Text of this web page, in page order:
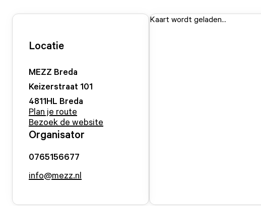
Locatie
MEZZ Breda
Keizerstraat 101
4811HL Breda
Plan je route
Bezoek de website
Organisator
0765156677
info@mezz.nl
Kaart wordt geladen...